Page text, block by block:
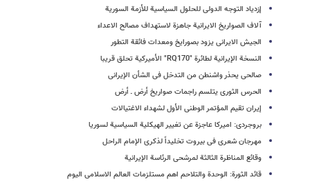
إزدیاد التوجه الدولی للحلول السیاسیة للأزمة السوریة
آلاف الصواریخ الایرانیة جاهزة لاستهداف مصالح الاعداء
الجیش الایرانی یزود بصورایخ ومعدات فائقة التطور
النسخة الإیرانیة لطائرة "RQ170" الأمیرکیة تحلق قریبا
صالحی یحذر واشنطن من التدخل فی الشأن الإیرانی
الحرس الثوری یتلسم راجمات صواریخ أرض ـ أرض
إیران تقیم المؤتمر الوطنی الأول لشهداء الاغتیالات
بروجردی: امیرکا عاجزة عن تغییر الهیکلیة السیاسیة لسوریا
مهرجان شعری فی بیروت تخلیداً لذکری الإمام الراحل
وقائع المناظرة الثالثة لمرشحی الرئاسة الإیرانیة
قائد الثورة: الوحدة والتلاحم اهم مستلزمات العالم الاسلامی الیوم